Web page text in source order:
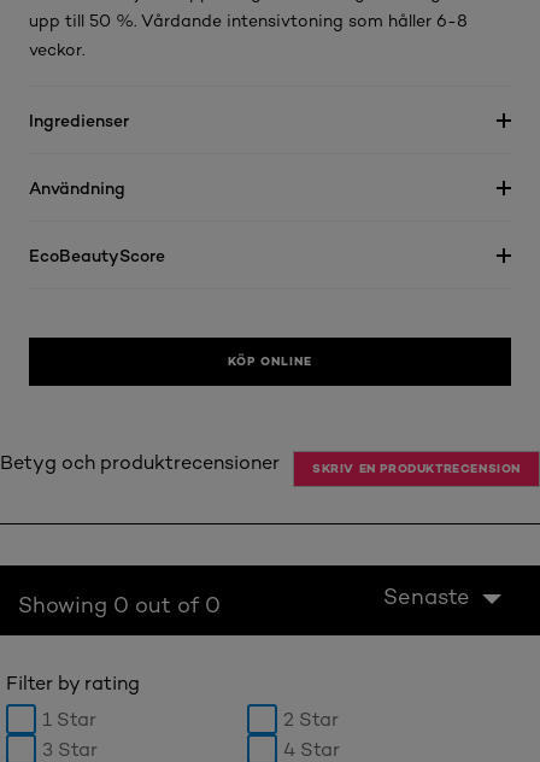
upp till 50 %. Vårdande intensivtoning som håller 6-8
veckor.
Ingredienser
Användning
EcoBeautyScore
KÖP ONLINE
Betyg och produktrecensioner SKRIV EN PRODUKTRECENSION
Showing 0 out of 0 Senaste
Filter by rating
1 Star
2 Star
3 Star
4 Star